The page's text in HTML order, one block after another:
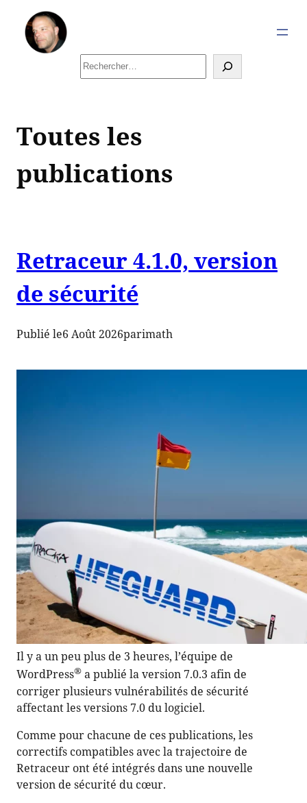
contenu
Rechercher
Toutes les
publications
Retraceur 4.1.0, version
de sécurité
Publié le6 Août 2026parimath
Il y a un peu plus de 3 heures, l’équipe de
WordPress® a publié la version 7.0.3 afin de
corriger plusieurs vulnérabilités de sécurité
affectant les versions 7.0 du logiciel.
Comme pour chacune de ces publications, les
correctifs compatibles avec la trajectoire de
Retraceur ont été intégrés dans une nouvelle
version de sécurité du cœur.